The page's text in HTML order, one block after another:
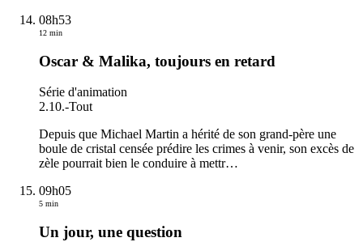
08h53
12 min
Oscar & Malika, toujours en retard
Série d'animation
2.10.-Tout
Depuis que Michael Martin a hérité de son grand-père une
boule de cristal censée prédire les crimes à venir, son excès de
zèle pourrait bien le conduire à mettr…
09h05
5 min
Un jour, une question